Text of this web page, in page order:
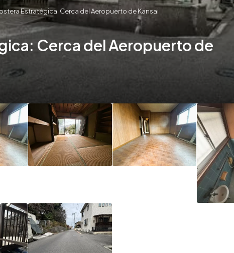
Estratégica: Cerca del Aeropuerto de Kansai
Cerca del Aeropuerto de